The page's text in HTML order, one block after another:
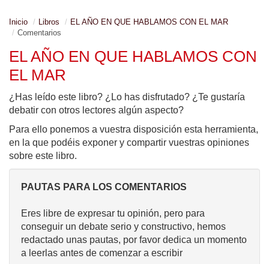
Inicio Libros
EL AÑO EN QUE HABLAMOS CON EL MAR
Comentarios
EL AÑO EN QUE HABLAMOS CON
EL MAR
¿Has leído este libro? ¿Lo has disfrutado? ¿Te gustaría
debatir con otros lectores algún aspecto?
Para ello ponemos a vuestra disposición esta herramienta,
en la que podéis exponer y compartir vuestras opiniones
sobre este libro.
PAUTAS PARA LOS COMENTARIOS
Eres libre de expresar tu opinión, pero para
conseguir un debate serio y constructivo, hemos
redactado unas pautas, por favor dedica un momento
a leerlas antes de comenzar a escribir